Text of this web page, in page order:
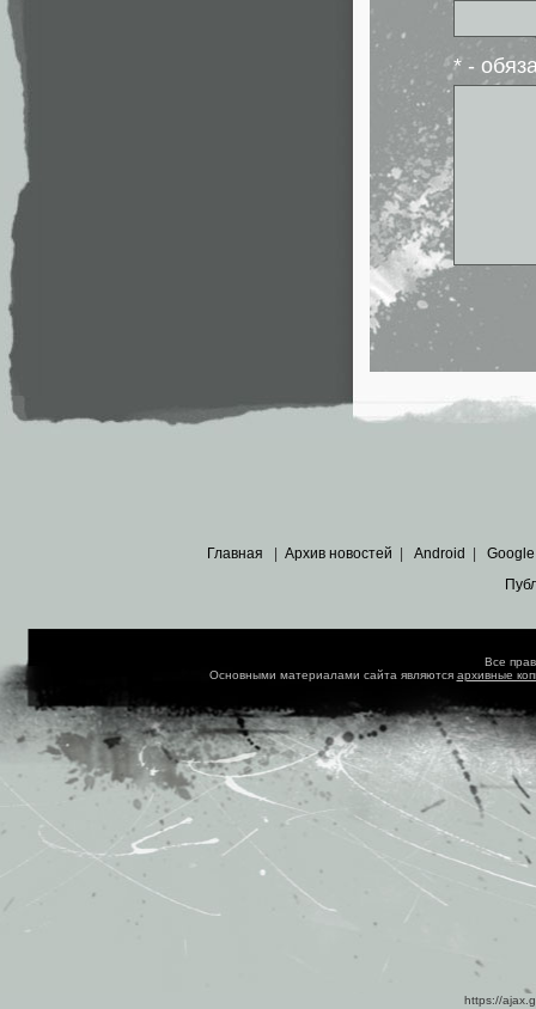
* -
Главная Архив новостей Android Google
Все
Основными материалами сайта являются архивные
https://